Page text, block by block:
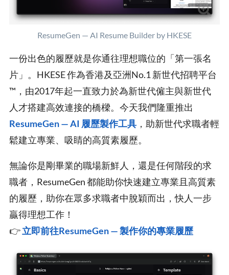
ResumeGen — AI Resume Builder by HKESE
一份出色的履歷就是你通往理想職位的「第一張名
片」。HKESE 作為香港及亞洲No.1 新世代招聘平台
™，由2017年起一直致力於為新世代僱主與新世代
人才搭建高效連接的橋樑。今天我們隆重推出
ResumeGen — AI 履歷製作工具 ，助新世代求職者輕
鬆建立專業、吸睛的高質素履歷。
無論你是剛畢業的職場新鮮人，還是任何階段的求
職者，ResumeGen 都能助你快速建立專業且高質素
的履歷，助你在眾多求職者中脫穎而出，快人一步
贏得理想工作！
👉立即前往ResumeGen — 製作你的專業履歷